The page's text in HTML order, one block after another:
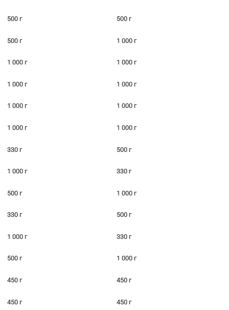
500 г 500 г
500 г 1 000 г
1 000 г 1 000 г
1 000 г 1 000 г
1 000 г 1 000 г
1 000 г 1 000 г
330 г 500 г
1 000 г 330 г
500 г 1 000 г
330 г 500 г
1 000 г 330 г
500 г 1 000 г
450 г 450 г
450 г 450 г